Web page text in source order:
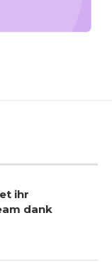
ihr
dank